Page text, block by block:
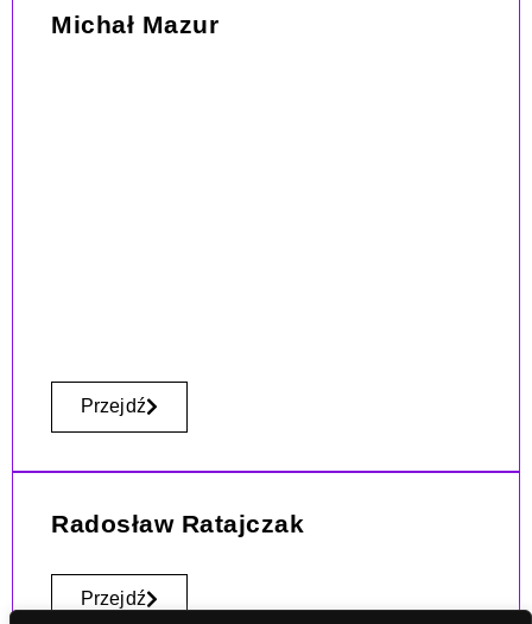
Michał Mazur
Przejdź
Radosław Ratajczak
Przejdź